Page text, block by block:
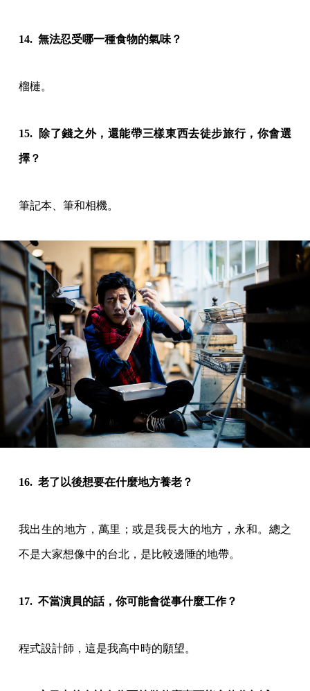
14. 無法忍受哪一種食物的氣味？
榴槤。
15. 除了錢之外，還能帶三樣東西去徒步旅行，你會選
擇？
筆記本、筆和相機。
16. 老了以後想要在什麼地方養老？
我出生的地方，萬里；或是我長大的地方，永和。總之
不是大家想像中的台北，是比較邊陲的地帶。
17. 不當演員的話，你可能會從事什麼工作？
程式設計師，這是我高中時的願望。